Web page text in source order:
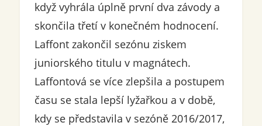
když vyhrála úplně první dva závody a
skončila třetí v konečném hodnocení.
Laffont zakončil sezónu ziskem
juniorského titulu v magnátech.
Laffontová se více zlepšila a postupem
času se stala lepší lyžařkou a v době,
kdy se představila v sezóně 2016/2017,